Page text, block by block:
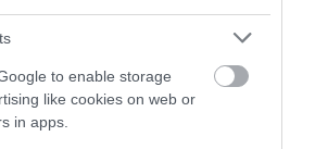
to enable storage
like cookies on web or
in apps.
κάθε
της Εύβοιας με